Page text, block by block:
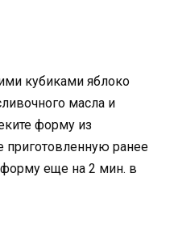
кубиками яблоко
масла и
форму из
ранее
форму еще на 2 мин. в